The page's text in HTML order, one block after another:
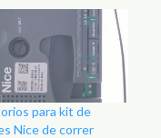
para kit de
Nice de correr